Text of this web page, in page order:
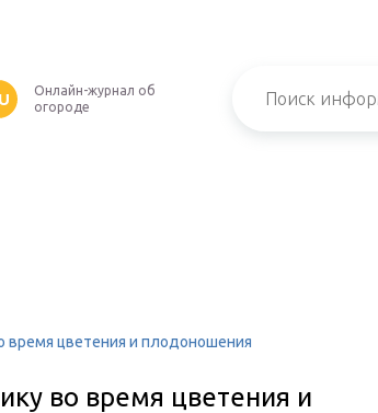
Онлайн-журнал об
огороде
время цветения и плодоношения
во время цветения и